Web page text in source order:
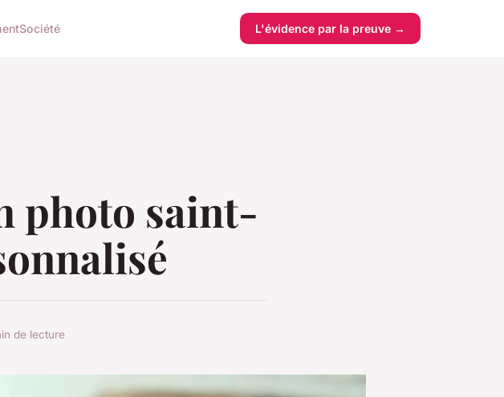
Société L'évidence par la preuve →
photo saint-
de lecture